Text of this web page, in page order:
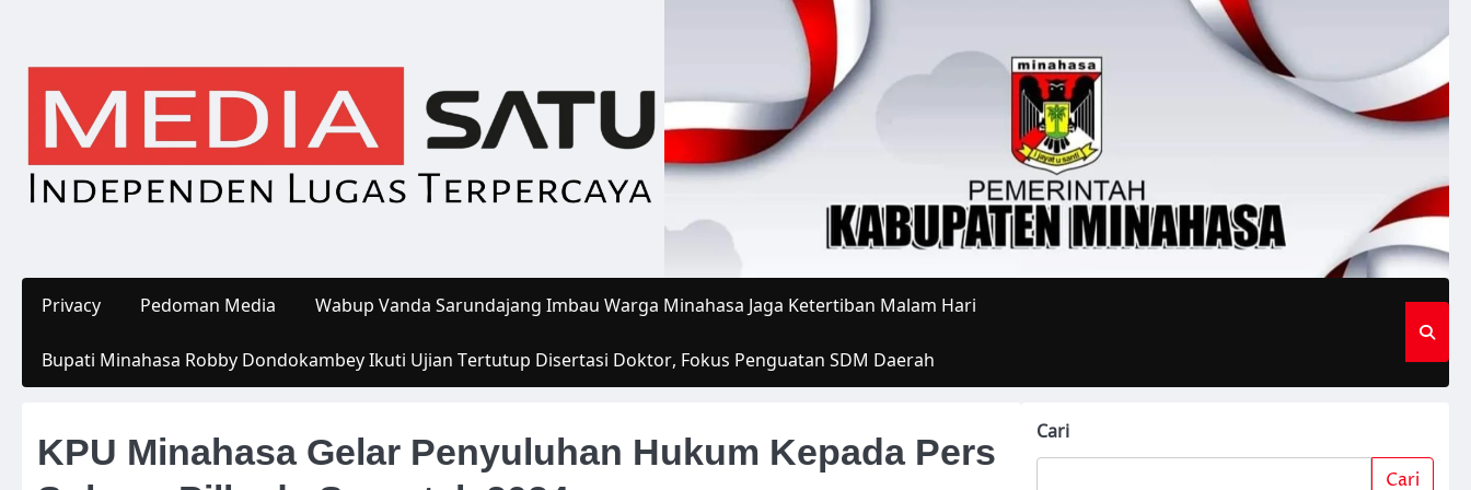
content
Privacy Pedoman Media Wabup Vanda Sarundajang Imbau Warga Minahasa Jaga Ketertiban Malam Hari
Bupati Minahasa Robby Dondokambey Ikuti Ujian Tertutup Disertasi Doktor, Fokus Penguatan SDM Daerah
KPU Minahasa Gelar Penyuluhan Hukum Kepada Pers
Cari
Cari